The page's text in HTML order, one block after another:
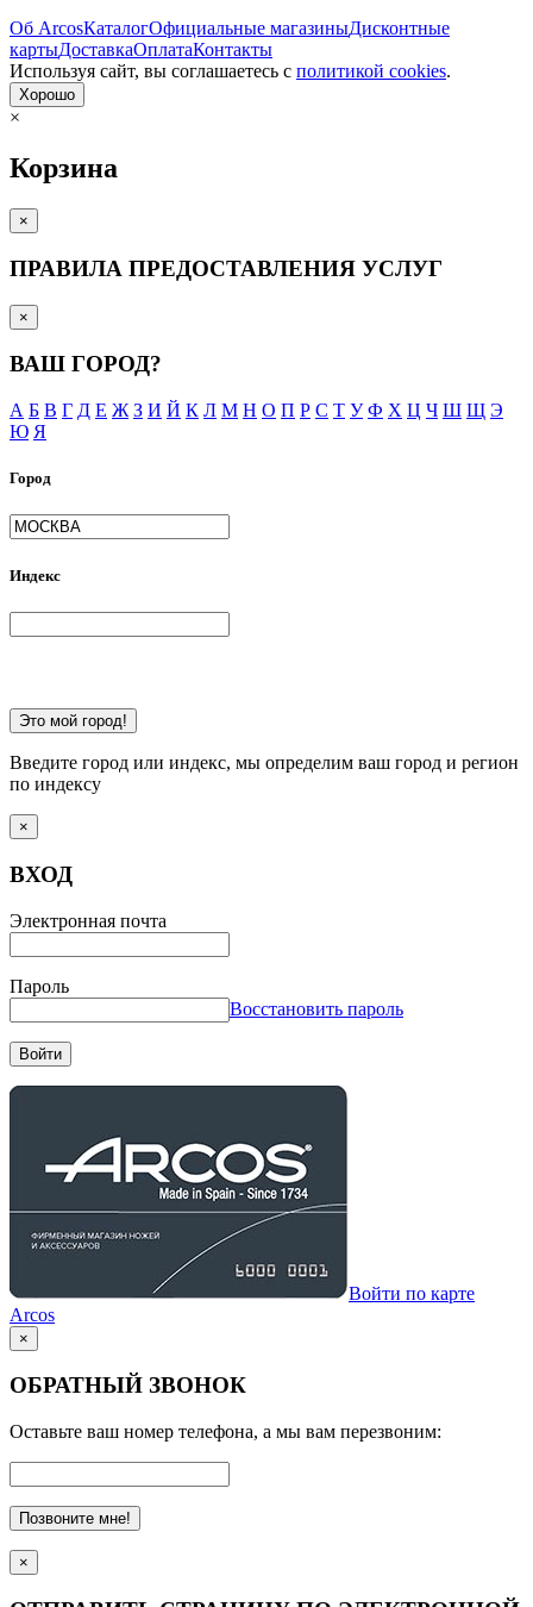
Об ArcosКаталогОфициальные магазиныДисконтные
картыДоставкаОплатаКонтакты
Используя сайт, вы согла­шаетесь с политикой cookies.
Хорошо
×
Корзина
×
ПРАВИЛА ПРЕДОСТАВЛЕНИЯ УСЛУГ
×
ВАШ ГОРОД?
А Б В Г Д Е Ж З И Й К Л М Н О П Р С Т У Ф Х Ц Ч Ш Щ Э
Ю Я
Город
Индекс
Это мой город!
Введите город или индекс, мы определим ваш город и регион
по индексу
×
ВХОД
Электронная почта
Пароль
Восстановить пароль
Войти
Войти по карте
Arcos
×
ОБРАТНЫЙ ЗВОНОК
Оставьте ваш номер телефона, а мы вам перезвоним:
Позвоните мне!
×